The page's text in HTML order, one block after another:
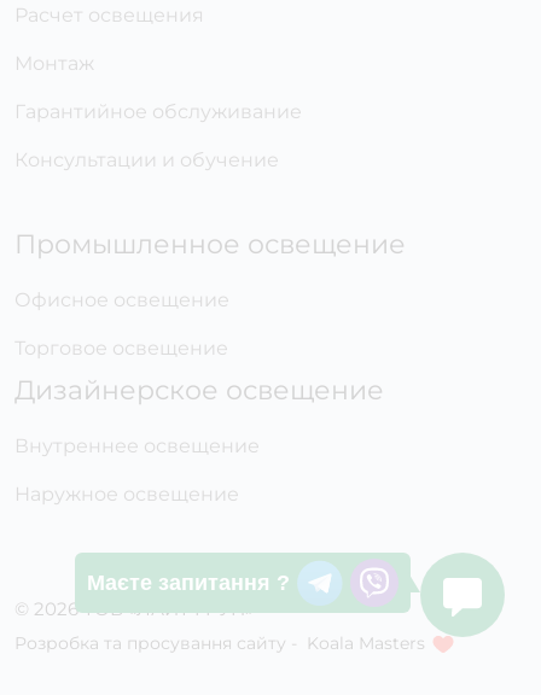
Расчет освещения
Монтаж
Гарантийное обслуживание
Консультации и обучение
Промышленное освещение
Офисное освещение
Торговое освещение
Дизайнерское освещение
Внутреннее освещение
Наружное освещение
© 2026 ТОВ «ЛАЙТ ГРУП»
Розробка та просування сайту - Koala Masters
Маєте запитання ?